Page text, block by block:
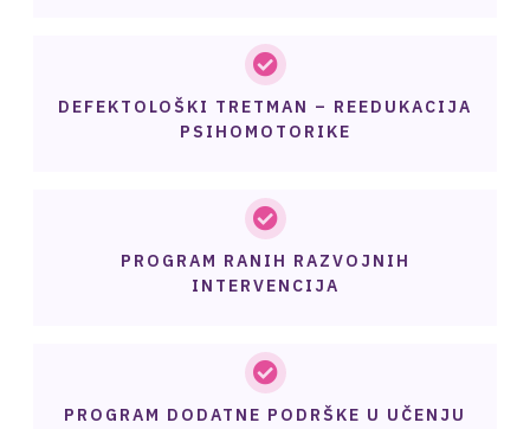
DEFEKTOLOŠKI TRETMAN – REEDUKACIJA
PSIHOMOTORIKE
PROGRAM RANIH RAZVOJNIH
INTERVENCIJA
PROGRAM DODATNE PODRŠKE U UČENJU